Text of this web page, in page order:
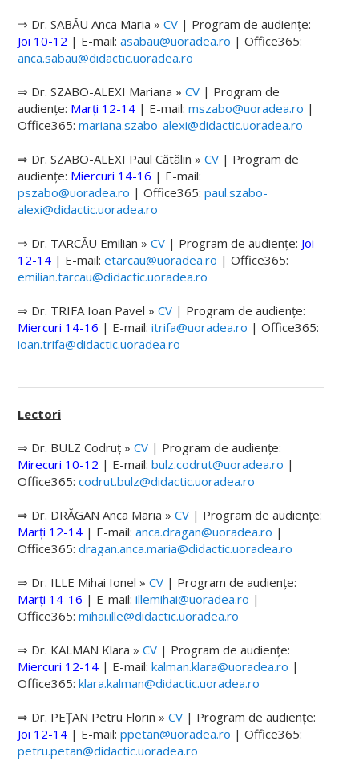
Publicații științifice
Atlase
Manifestări științifice
Proiecte de cercetare
EDUCAȚIE
Geografie | Științe aplicate
Cazare
Programare examene
Reprezentanți studenți
Ghid studenți
Îndrumători de an
Transport local (OTL)
Structură an universitar
Taxe și modalități de plată
⇒ Dr. SABĂU Anca Maria » CV | Program de audiențe:
Joi 10-12 | E-mail: asabau@uoradea.ro | Office365:
anca.sabau@didactic.uoradea.ro
⇒ Dr. SZABO-ALEXI Mariana » CV | Program de
audiențe: Marți 12-14 | E-mail: mszabo@uoradea.ro |
Office365: mariana.szabo-alexi@didactic.uoradea.ro
⇒ Dr. SZABO-ALEXI Paul Cătălin » CV | Program de
audiențe: Miercuri 14-16 | E-mail:
pszabo@uoradea.ro | Office365: paul.szabo-
alexi@didactic.uoradea.ro
⇒ Dr. TARCĂU Emilian » CV | Program de audiențe: Joi
12-14 | E-mail: etarcau@uoradea.ro | Office365:
emilian.tarcau@didactic.uoradea.ro
⇒ Dr. TRIFA Ioan Pavel » CV | Program de audiențe:
Miercuri 14-16 | E-mail: itrifa@uoradea.ro | Office365:
ioan.trifa@didactic.uoradea.ro
Lectori
⇒ Dr. BULZ Codruț » CV | Program de audiențe:
Mirecuri 10-12 | E-mail: bulz.codrut@uoradea.ro |
Office365: codrut.bulz@didactic.uoradea.ro
⇒ Dr. DRĂGAN Anca Maria » CV | Program de audiențe:
Marți 12-14 | E-mail: anca.dragan@uoradea.ro |
Office365: dragan.anca.maria@didactic.uoradea.ro
⇒ Dr. ILLE Mihai Ionel » CV | Program de audiențe:
Marți 14-16 | E-mail: illemihai@uoradea.ro |
Office365: mihai.ille@didactic.uoradea.ro
⇒ Dr. KALMAN Klara » CV | Program de audiențe:
Miercuri 12-14 | E-mail: kalman.klara@uoradea.ro |
Office365: klara.kalman@didactic.uoradea.ro
⇒ Dr. PEȚAN Petru Florin » CV | Program de audiențe:
Joi 12-14 | E-mail: ppetan@uoradea.ro | Office365:
petru.petan@didactic.uoradea.ro